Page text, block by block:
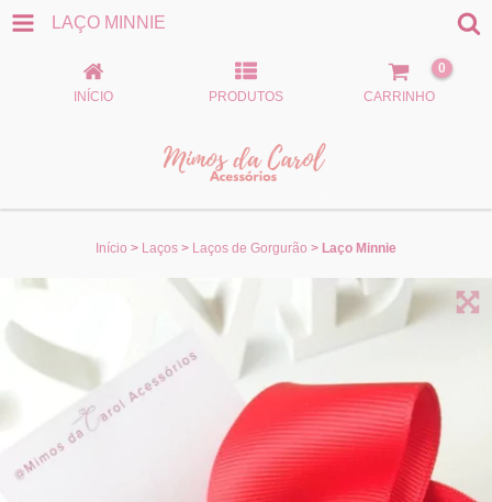
LAÇO MINNIE
INÍCIO PRODUTOS CARRINHO
0
Início > Laços > Laços de Gorgurão > Laço Minnie